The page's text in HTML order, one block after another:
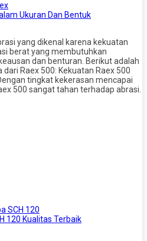
Ukuran Dan Bentuk
yang dikenal karena kekuatan
berat yang membutuhkan
dan benturan. Berikut adalah
Raex 500: Kekuatan Raex 500
tingkat kekerasan mencapai
500 sangat tahan terhadap abrasi.
SCH 120
120 Kualitas Terbaik